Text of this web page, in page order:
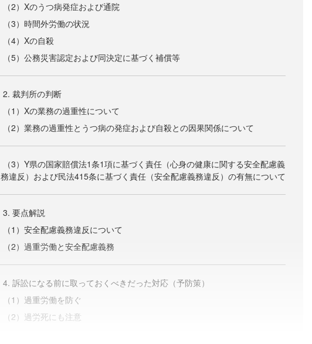
（2）Xのうつ病発症および通院
（3）時間外労働の状況
（4）Xの自殺
（5）公務災害認定および同決定に基づく補償等
2. 裁判所の判断
（1）Xの業務の過重性について
（2）業務の過重性とうつ病の発症および自殺との因果関係について
（3）Y県の国家賠償法1条1項に基づく責任（心身の健康に関する安全配慮義
務違反）および民法415条に基づく責任（安全配慮義務違反）の有無について
3. 要点解説
（1）安全配慮義務違反について
（2）過重労働と安全配慮義務
4. 訴訟になる前に取っておくべきだった対応（予防策）
（1）過重労働を防ぐ
（2）過労死にも注意